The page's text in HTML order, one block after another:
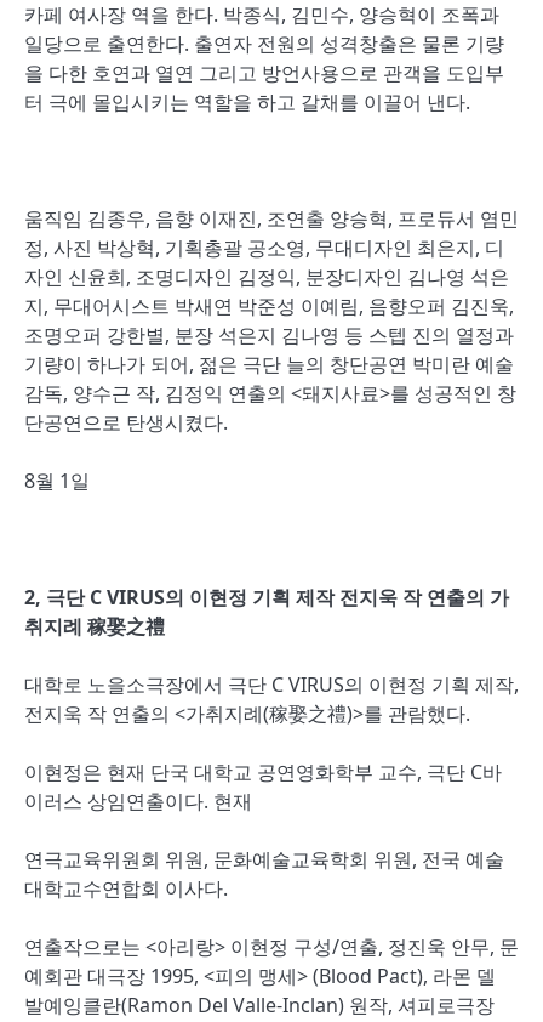
카페 여사장 역을 한다. 박종식, 김민수, 양승혁이 조폭과
일당으로 출연한다. 출연자 전원의 성격창출은 물론 기량
을 다한 호연과 열연 그리고 방언사용으로 관객을 도입부
터 극에 몰입시키는 역할을 하고 갈채를 이끌어 낸다.
움직임 김종우, 음향 이재진, 조연출 양승혁, 프로듀서 염민
정, 사진 박상혁, 기획총괄 공소영, 무대디자인 최은지, 디
자인 신윤희, 조명디자인 김정익, 분장디자인 김나영 석은
지, 무대어시스트 박새연 박준성 이예림, 음향오퍼 김진욱,
조명오퍼 강한별, 분장 석은지 김나영 등 스텝 진의 열정과
기량이 하나가 되어, 젊은 극단 늘의 창단공연 박미란 예술
감독, 양수근 작, 김정익 연출의 <돼지사료>를 성공적인 창
단공연으로 탄생시켰다.
8월 1일
2, 극단 C VIRUS의 이현정 기획 제작 전지욱 작 연출의 가
취지례 稼娶之禮
대학로 노을소극장에서 극단 C VIRUS의 이현정 기획 제작,
전지욱 작 연출의 <가취지례(稼娶之禮)>를 관람했다.
이현정은 현재 단국 대학교 공연영화학부 교수, 극단 C바
이러스 상임연출이다. 현재
연극교육위원회 위원, 문화예술교육학회 위원, 전국 예술
대학교수연합회 이사다.
연출작으로는 <아리랑> 이현정 구성/연출, 정진욱 안무, 문
예회관 대극장 1995, <피의 맹세> (Blood Pact), 라몬 델
발예잉클란(Ramon Del Valle-Inclan) 원작, 셔피로극장